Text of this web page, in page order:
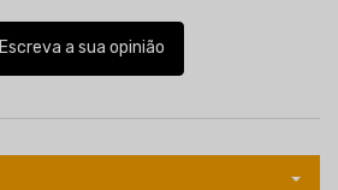
Escreva a sua opinião